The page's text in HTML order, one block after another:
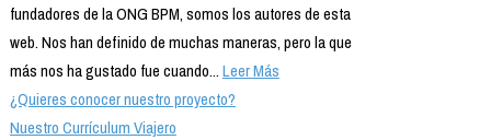
fundadores de la ONG BPM, somos los autores de esta
web. Nos han definido de muchas maneras, pero la que
más nos ha gustado fue cuando...Leer Más
¿Quieres conocer nuestro proyecto?
Nuestro Currículum Viajero